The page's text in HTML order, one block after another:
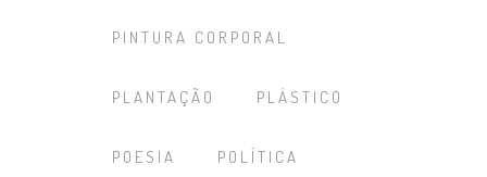
PINTURA CORPORAL
PLANTAÇÃO PLÁSTICO
POESIA POLÍTICA